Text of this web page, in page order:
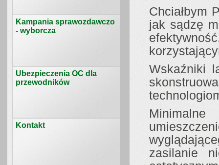
Kampania sprawozdawczo
- wyborcza
Ubezpieczenia OC dla
przewodników
Kontakt
Chciałbym
jak sądzę
Wskaźniki
zasilanie